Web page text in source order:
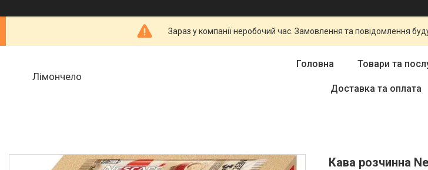
Зараз у компанії неробочий час. Замовлення та повідомлення
Лімончело
Головна Товари та
Доставка та оплата
Кава розчинна